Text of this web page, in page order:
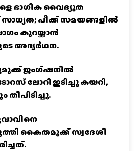
ഭാഗിക വൈദ്യുത
പീക്ക് സമയങ്ങളില്‍
കുറയ്ക്കാൻ
അഭ്യര്‍ഥന.
ജംഗ്ഷനിൽ
ലോറി ഇടിച്ചു കയറി,
തീപിടിച്ചു.
കൈതമുക്ക് സ്വദേശി